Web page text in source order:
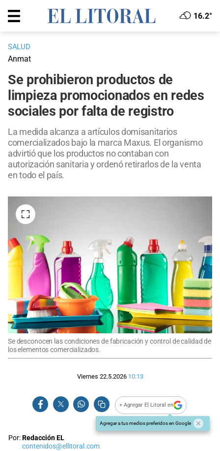
16.2°
SALUD
Anmat
Se prohibieron productos de
limpieza promocionados en redes
sociales por falta de registro
La medida alcanza a artículos domisanitarios
comercializados bajo la marca Maxus. El organismo
advirtió que los productos no contaban con
autorización sanitaria y ordenó retirarlos de la venta
en todo el país.
Se desconocen las condiciones de fabricación y control de calidad de
los elementos comercializados.
Viernes 22.5.2026 10:13
+ Agregar El Litoral en
Agregar a tus medios preferidos en Google
Por:Redacción EL
contenidos@ellitoral.com